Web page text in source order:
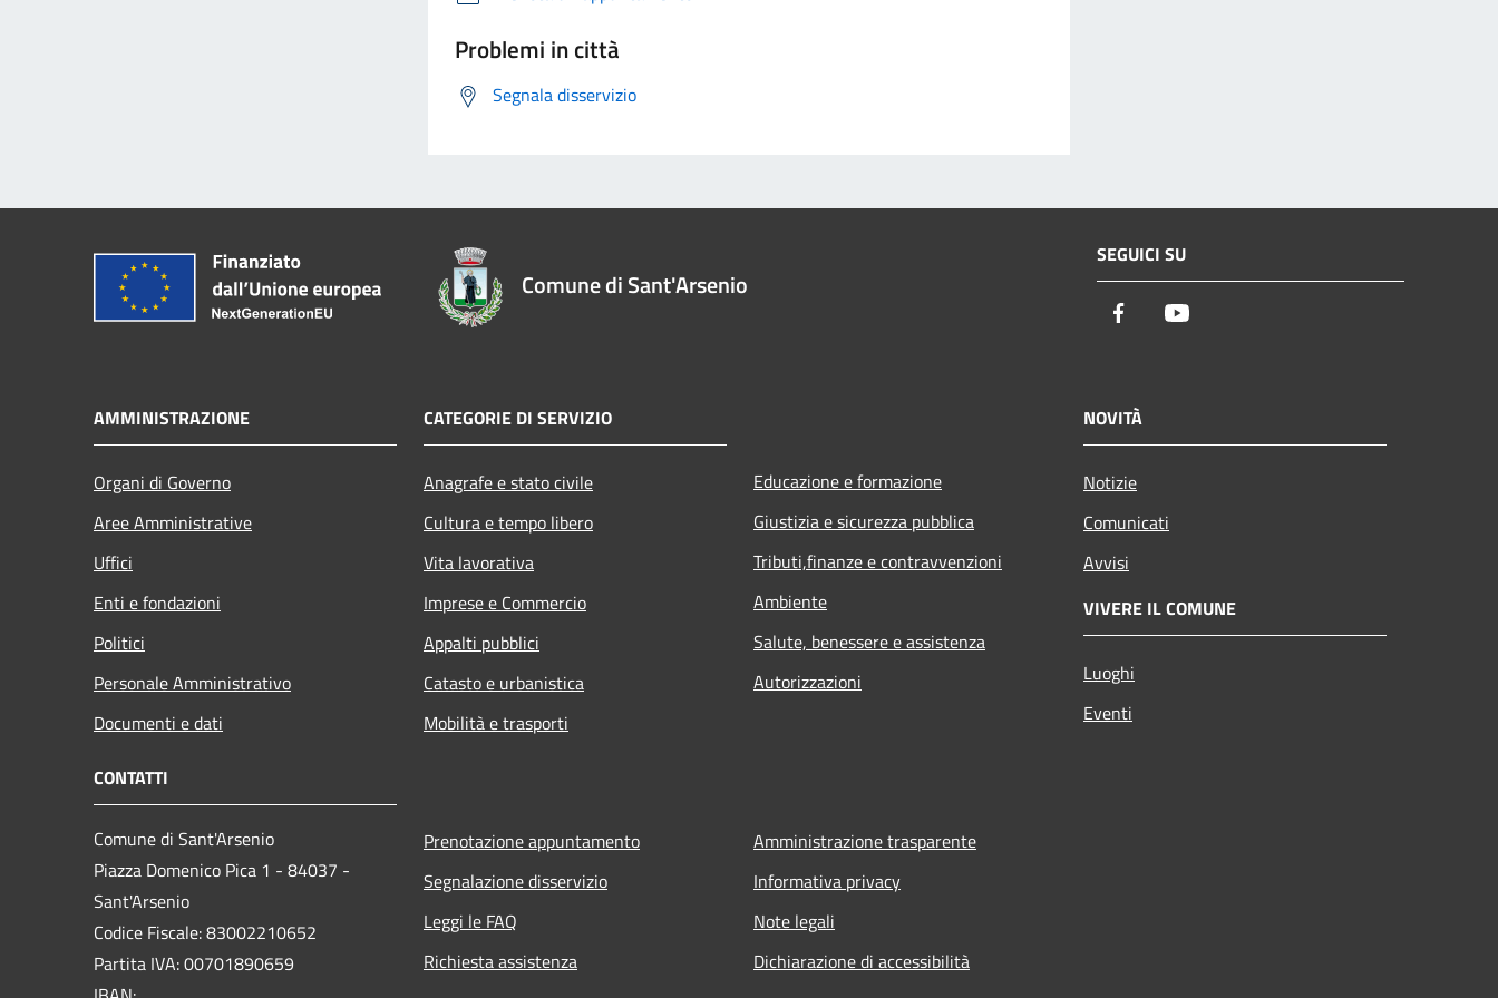
Problemi in città
Segnala disservizio
Comune di Sant'Arsenio
SEGUICI SU
Facebook
AMMINISTRAZIONE
Organi di Governo
Aree Amministrative
Uffici
Enti e fondazioni
Politici
Personale Amministrativo
Documenti e dati
CATEGORIE DI SERVIZIO
Anagrafe e stato civile
Cultura e tempo libero
Vita lavorativa
Imprese e Commercio
Appalti pubblici
Catasto e urbanistica
Mobilità e trasporti
Educazione e formazione
Giustizia e sicurezza pubblica
Tributi,finanze e contravvenzioni
Ambiente
Salute, benessere e assistenza
Autorizzazioni
NOVITÀ
Notizie
Comunicati
Avvisi
VIVERE IL COMUNE
Luoghi
Eventi
CONTATTI
Comune di Sant'Arsenio
Piazza Domenico Pica 1 - 84037 -
Sant'Arsenio
Codice Fiscale: 83002210652
Partita IVA: 00701890659
Prenotazione appuntamento
Segnalazione disservizio
Leggi le FAQ
Richiesta assistenza
Amministrazione trasparente
Informativa privacy
Note legali
Dichiarazione di accessibilità